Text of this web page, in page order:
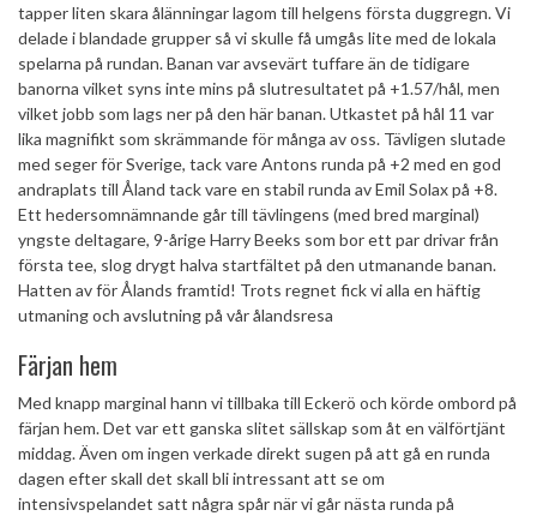
tapper liten skara ålänningar lagom till helgens första duggregn. Vi
delade i blandade grupper så vi skulle få umgås lite med de lokala
spelarna på rundan. Banan var avsevärt tuffare än de tidigare
banorna vilket syns inte mins på slutresultatet på +1.57/hål, men
vilket jobb som lags ner på den här banan. Utkastet på hål 11 var
lika magnifikt som skrämmande för många av oss. Tävligen slutade
med seger för Sverige, tack vare Antons runda på +2 med en god
andraplats till Åland tack vare en stabil runda av Emil Solax på +8.
Ett hedersomnämnande går till tävlingens (med bred marginal)
yngste deltagare, 9-årige Harry Beeks som bor ett par drivar från
första tee, slog drygt halva startfältet på den utmanande banan.
Hatten av för Ålands framtid! Trots regnet fick vi alla en häftig
utmaning och avslutning på vår ålandsresa
Färjan hem
Med knapp marginal hann vi tillbaka till Eckerö och körde ombord på
färjan hem. Det var ett ganska slitet sällskap som åt en välförtjänt
middag. Även om ingen verkade direkt sugen på att gå en runda
dagen efter skall det skall bli intressant att se om
intensivspelandet satt några spår när vi går nästa runda på